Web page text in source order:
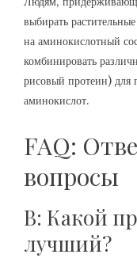
выбирать
на аминокислотный
комбинировать
рисовый протеин) для
аминокислот.
FAQ:
вопросы
В: Какой
лучший?